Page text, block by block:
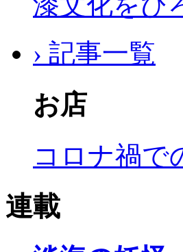
› 記事一覧
お店
コロナ禍で
連載